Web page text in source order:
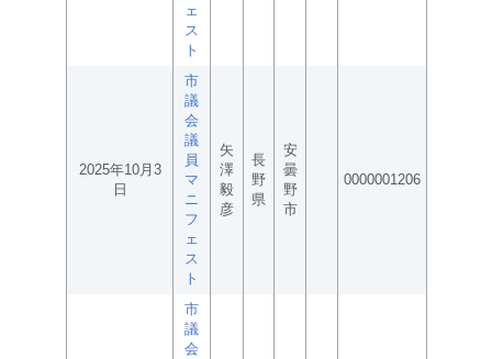
ェ
ス
ト
2025年10月3
日
市
議
会
議
員
マ
ニ
フ
ェ
ス
ト
矢
澤
毅
彦
長
野
県
安
曇
野
市
0000001206
市
議
会